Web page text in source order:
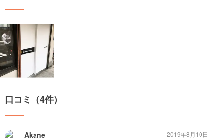
口コミ（4件）
Akane
2019年8月10日